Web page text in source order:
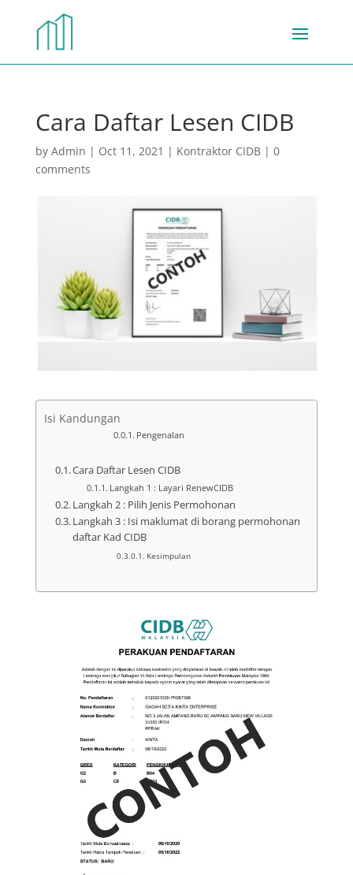
Cara Daftar Lesen CIDB
by Admin | Oct 11, 2021 | Kontraktor CIDB| 0
comments
Isi Kandungan
Pengenalan
Cara Daftar Lesen CIDB
Langkah 1 : Layari RenewCIDB
Langkah 2 : Pilih Jenis Permohonan
Langkah 3 : Isi maklumat di borang permohonan
daftar Kad CIDB
Kesimpulan